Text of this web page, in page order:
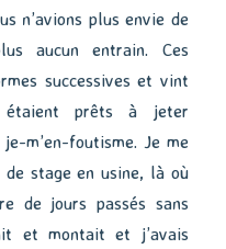
n’avions plus envie de
aucun entrain. Ces
successives et vint
étaient prêts à jeter
m’en-foutisme. Je me
stage en usine, là où
de jours passés sans
et montait et j’avais